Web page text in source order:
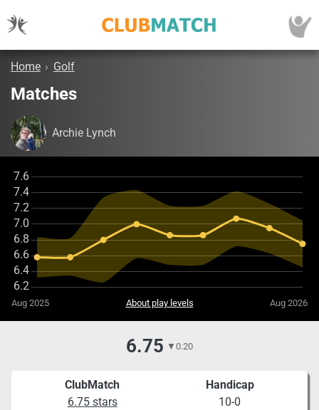
Home › Golf
Matches
Archie Lynch
Aug 2025 About play levels Aug 2026
6.75 ▼ 0.20
ClubMatch
6.75 stars
Handicap
10-0